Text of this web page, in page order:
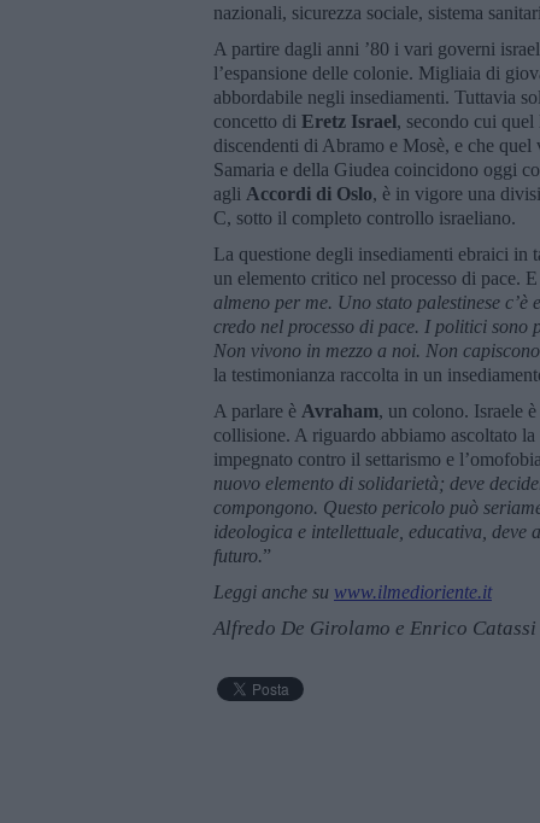
nazionali, sicurezza sociale, sistema
A partire dagli anni ’80 i vari governi
l’espansione delle colonie. Migliaia di
abbordabile negli insediamenti. Tuttavia
concetto di Eretz Israel, secondo cui
discendenti di Abramo e Mosè, e che
Samaria e della Giudea coincidono oggi
agli Accordi di Oslo, è in vigore una
C, sotto il completo controllo israeliano.
La questione degli insediamenti ebraici in
un elemento critico nel processo di pace.
almeno per me. Uno stato palestinese
credo nel processo di pace. I politici sono
Non vivono in mezzo a noi. Non
la testimonianza raccolta in un
A parlare è Avraham, un colono. Israele
collisione. A riguardo abbiamo ascoltato
impegnato contro il settarismo e
nuovo elemento di solidarietà; deve
compongono. Questo pericolo può
ideologica e intellettuale, educativa, deve
futuro.”
Leggi anche su www.ilmedioriente.it
Alfredo De Girolamo e Enrico Catassi